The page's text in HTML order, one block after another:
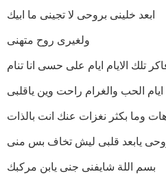
ابعد خلينى بروحى لا تجينى ما ابيك
ولغيرى روح متهنى
تلك الايام ايام على حسى انا تنام
ايام الحب والغرام راحت وين ياقلبى
وما بكثر نغزات عنك انت بالذات
يابعد قلبى ليش تخاف بس منى
بسم اللة شايفنى جنى يابن مركبك